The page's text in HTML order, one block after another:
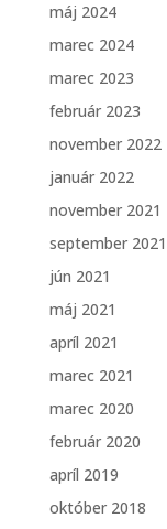
máj 2024
marec 2024
marec 2023
február 2023
november 2022
január 2022
november 2021
september 2021
jún 2021
máj 2021
apríl 2021
marec 2021
marec 2020
február 2020
apríl 2019
október 2018